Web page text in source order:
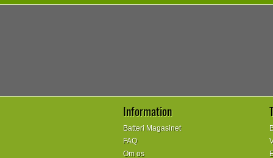
Information
Batteri Magasinet
FAQ
Om os